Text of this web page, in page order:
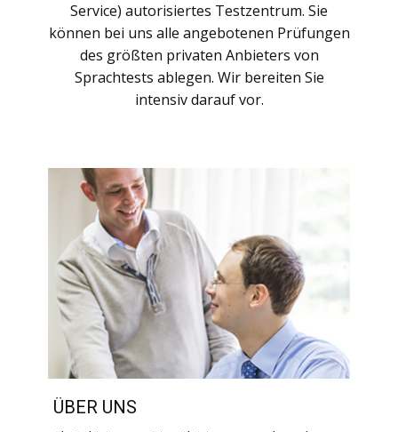
Service) autorisiertes Testzentrum. Sie
können bei uns alle angebotenen Prüfungen
des größten privaten Anbieters von
Sprachtests ablegen. Wir bereiten Sie
intensiv darauf vor.
ÜBER UNS